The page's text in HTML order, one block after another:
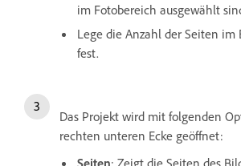
im Fotobereich ausgewählt
Lege die Anzahl der Seiten im
fest.
Das Projekt wird mit folgenden
rechten unteren Ecke geöffnet:
Seiten: Zeigt die Seiten des